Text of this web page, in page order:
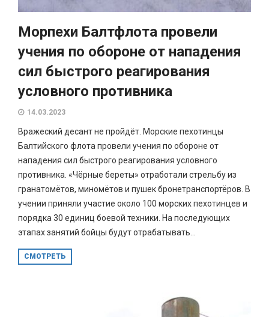
Морпехи Балтфлота провели
учения по обороне от нападения
сил быстрого реагирования
условного противника
14.03.2023
Вражеский десант не пройдёт. Морские пехотинцы
Балтийского флота провели учения по обороне от
нападения сил быстрого реагирования условного
противника. «Чёрные береты» отработали стрельбу из
гранатомётов, миномётов и пушек бронетранспортёров. В
учении приняли участие около 100 морских пехотинцев и
порядка 30 единиц боевой техники. На последующих
этапах занятий бойцы будут отрабатывать...
СМОТРЕТЬ